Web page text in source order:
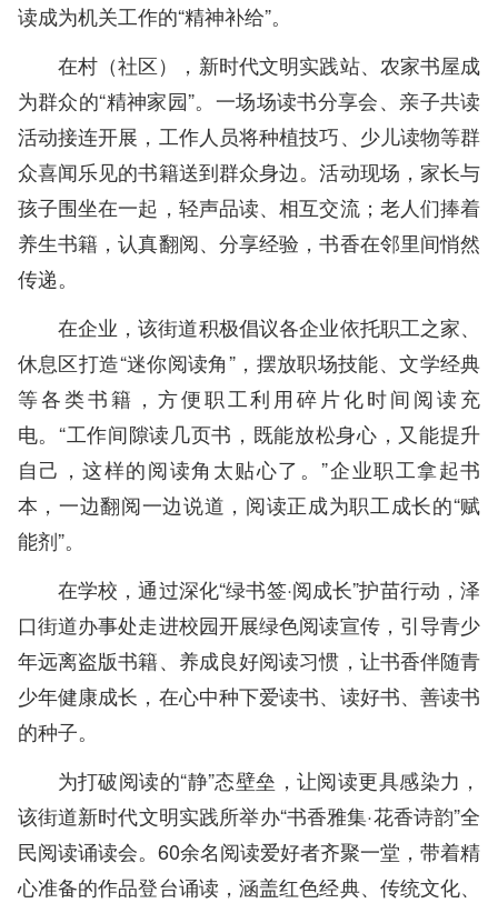
读成为机关工作的“精神补给”。
在村（社区），新时代文明实践站、农家书屋成
为群众的“精神家园”。一场场读书分享会、亲子共读
活动接连开展，工作人员将种植技巧、少儿读物等群
众喜闻乐见的书籍送到群众身边。活动现场，家长与
孩子围坐在一起，轻声品读、相互交流；老人们捧着
养生书籍，认真翻阅、分享经验，书香在邻里间悄然
传递。
在企业，该街道积极倡议各企业依托职工之家、
休息区打造“迷你阅读角”，摆放职场技能、文学经典
等各类书籍，方便职工利用碎片化时间阅读充
电。“工作间隙读几页书，既能放松身心，又能提升
自己，这样的阅读角太贴心了。”企业职工拿起书
本，一边翻阅一边说道，阅读正成为职工成长的“赋
能剂”。
在学校，通过深化“绿书签·阅成长”护苗行动，泽
口街道办事处走进校园开展绿色阅读宣传，引导青少
年远离盗版书籍、养成良好阅读习惯，让书香伴随青
少年健康成长，在心中种下爱读书、读好书、善读书
的种子。
为打破阅读的“静”态壁垒，让阅读更具感染力，
该街道新时代文明实践所举办“书香雅集·花香诗韵”全
民阅读诵读会。60余名阅读爱好者齐聚一堂，带着精
心准备的作品登台诵读，涵盖红色经典、传统文化、